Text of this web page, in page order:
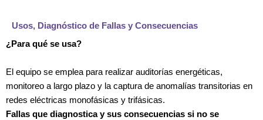
Usos, Diagnóstico de Fallas y Consecuencias
¿Para qué se usa?
El equipo se emplea para realizar auditorías energéticas,
monitoreo a largo plazo y la captura de anomalías transitorias en
redes eléctricas monofásicas y trifásicas.
Fallas que diagnostica y sus consecuencias si no se